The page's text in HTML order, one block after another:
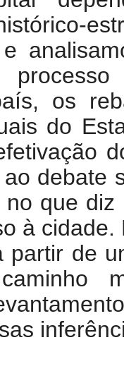
e
os
do
debate
que
à
partir de